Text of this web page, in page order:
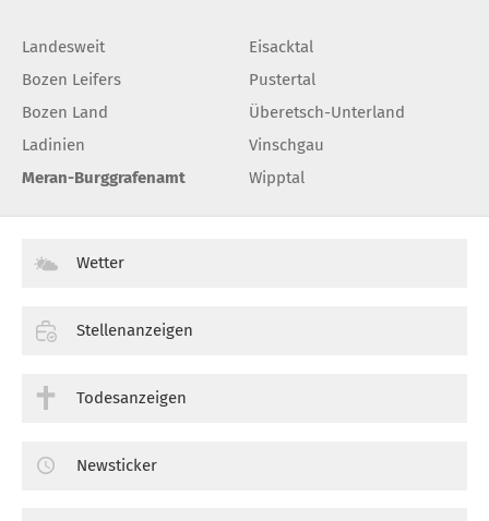
Landesweit
Bozen Leifers
Bozen Land
Ladinien
Meran-Burggrafenamt
Eisacktal
Pustertal
Überetsch-Unterland
Vinschgau
Wipptal
Wetter
Stellenanzeigen
Todesanzeigen
Newsticker